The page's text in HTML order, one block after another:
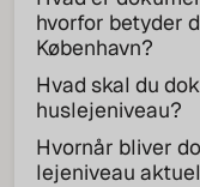
hvorfor betyder
København?
Hvad skal du
huslejeniveau?
Hvornår bliver
lejeniveau